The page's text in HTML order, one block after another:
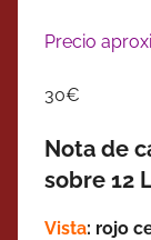
Precio
30€
Nota de
sobre 12
Vista: rojo